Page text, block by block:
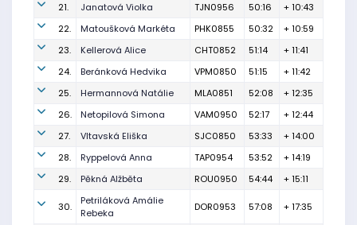
21.
Janatová Violka TJN0956 50:16
+ 10:43
22.
Matoušková Markéta PHK0855 50:32
+ 10:59
23.
Kellerová Alice CHT0852 51:14
+ 11:41
24.
Beránková Hedvika VPM0850 51:15
+ 11:42
25.
Hermannová Natálie MLA0851 52:08
+ 12:35
26.
Netopilová Simona VAM0950 52:17
+ 12:44
27.
Vltavská Eliška SJC0850 53:33
+ 14:00
28.
Ryppelová Anna TAP0954 53:52
+ 14:19
29.
Pěkná Alžběta ROU0950 54:44 + 15:11
30.
Petriláková Amálie
Rebeka
DOR0953 57:08 + 17:35